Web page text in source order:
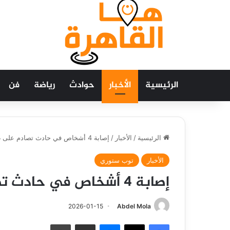
الرئيسية الأخبار حوادث رياضة فن
الرئيسية / الأخبار / إصابة 4 أشخاص في حادث تصادم على طريق الفيوم
الأخبار توب ستوري
إصابة 4 أشخاص في حادث تصادم على طريق الفيوم
Abdel Mola
2026-01-15
فيسبوك ‫X ماسنجر مشاركة عبر البريد طباعة